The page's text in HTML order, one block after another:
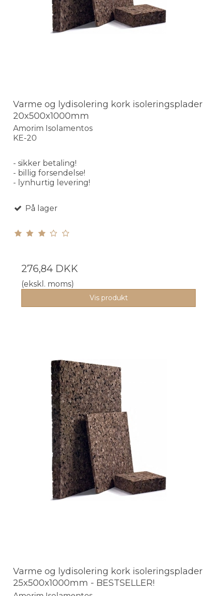
Varme og lydisolering kork isoleringsplader
20x500x1000mm
Amorim Isolamentos
KE-20
- sikker betaling!
- billig forsendelse!
- lynhurtig levering!
På lager
276,84 DKK
(ekskl. moms)
Vis produkt
Varme og lydisolering kork isoleringsplader
25x500x1000mm - BESTSELLER!